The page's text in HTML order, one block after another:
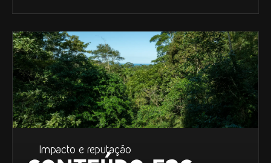
Impacto e reputação